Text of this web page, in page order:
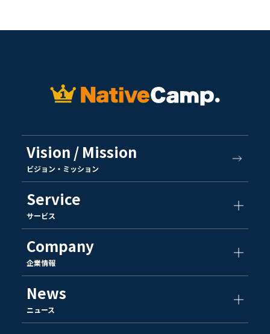
Vision / Mission
ビジョン・ミッション
Service
サービス
Company
企業情報
News
ニュース